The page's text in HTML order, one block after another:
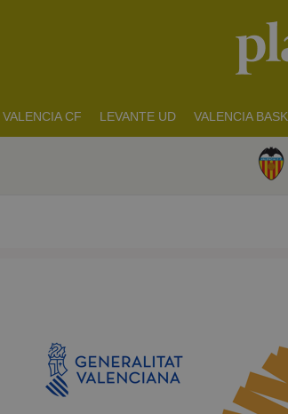
VALENCIA CF LEVANTE UD VALENCIA